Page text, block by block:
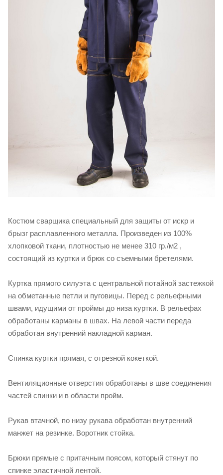
Костюм сварщика специальный для защиты от искр и
брызг расплавленного металла. Произведен из 100%
хлопковой ткани, плотностью не менее 310 гр./м2 ,
состоящий из куртки и брюк со съемными бретелями.
Куртка прямого силуэта с центральной потайной застежкой
на обметанные петли и пуговицы. Перед с рельефными
швами, идущими от проймы до низа куртки. В рельефах
обработаны карманы в швах. На левой части переда
обработан внутренний накладной карман.
Спинка куртки прямая, с отрезной кокеткой.
Вентиляционные отверстия обработаны в шве соединения
частей спинки и в области пройм.
Рукав втачной, по низу рукава обработан внутренний
манжет на резинке. Воротник стойка.
Брюки прямые с притачным поясом, который стянут по
спинке эластичной лентой.